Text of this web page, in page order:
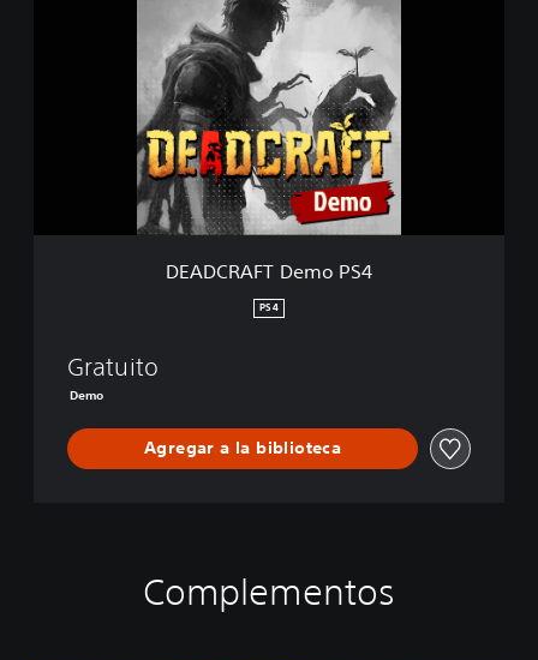
m
DEADCRAFT Demo PS4
PS4
Gratuito
Demo
Agregar a la biblioteca
Complementos